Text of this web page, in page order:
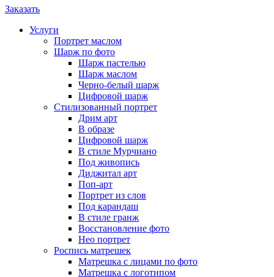
Заказать
Услуги
Портрет маслом
Шарж по фото
Шарж пастелью
Шарж маслом
Черно-белый шарж
Цифровой шарж
Стилизованный портрет
Дрим арт
В образе
Цифровой шарж
В стиле Мурчиано
Под живопись
Диджитал арт
Поп-арт
Портрет из слов
Под карандаш
В стиле гранж
Восстановление фото
Нео портрет
Роспись матрешек
Матрешка с лицами по фото
Матрешка с логотипом